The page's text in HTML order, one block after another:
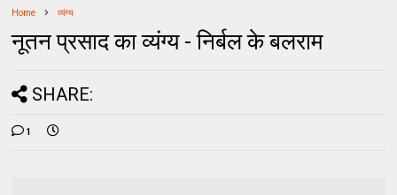
Home व्यंग्य
नूतन प्रसाद का व्यंग्य - निर्बल के बलराम
SHARE:
1